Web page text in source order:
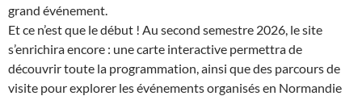
grand événement.
Et ce n’est que le début ! Au second semestre 2026, le site
s’enrichira encore : une carte interactive permettra de
découvrir toute la programmation, ainsi que des parcours de
visite pour explorer les événements organisés en Normandie